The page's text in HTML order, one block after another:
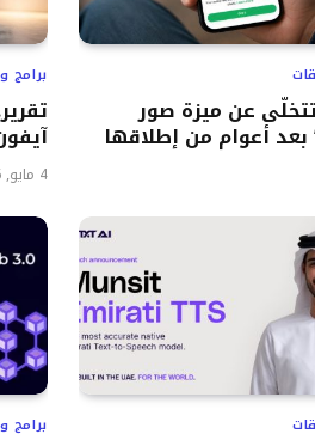
عن ميزة صور
بعد أعوام من إطلاقها
برامج
4 مايو, 2026
برامج